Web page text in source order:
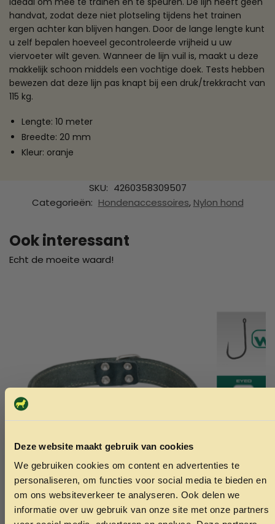
Deze website maakt gebruik van cookies
We gebruiken cookies om content en advertenties te
personaliseren, om functies voor social media te bieden en
om ons websiteverkeer te analyseren. Ook delen we
informatie over uw gebruik van onze site met onze partners
handvat, zodat deze niet plotseling tijdens het trainen
ergen achter kan blijven hangen. Door de lange lengte kunt
u zelf bepalen hoeveel gecontroleerde vrijheid u uw
viervoeter wilt geven. Wanneer de lijn vuil is, maakt u deze
makkelijk schoon middels een vochtige doek. Tests hebben
bewezen dat deze lijn pas knapt bij een druk/trekkracht van
115 kg.
Lengte: 10 meter
Breedte: 20 mm
Kleur: oranje
SKU: 4260358309507
Categorieën: Hondenaccessoires, Nylon hond
Ook interessant
Echt de moeite waard!
ONTVANG 5% KORTING OP
JE EERSTE BESTELLING!